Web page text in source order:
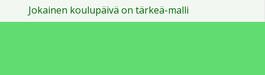
Jokainen koulupäivä on tärkeä-malli